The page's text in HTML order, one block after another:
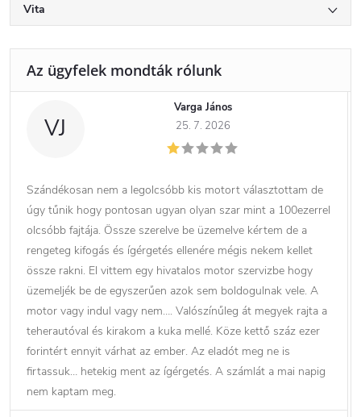
Vita
VJ
Varga János
25. 7. 2026
Szándékosan nem a legolcsóbb kis motort választottam de
úgy tűnik hogy pontosan ugyan olyan szar mint a 100ezerrel
olcsóbb fajtája. Össze szerelve be üzemelve kértem de a
rengeteg kifogás és ígérgetés ellenére mégis nekem kellet
össze rakni. El vittem egy hivatalos motor szervizbe hogy
üzemeljék be de egyszerűen azok sem boldogulnak vele. A
motor vagy indul vagy nem…. Valószínűleg át megyek rajta a
teherautóval és kirakom a kuka mellé. Köze kettő száz ezer
forintért ennyit várhat az ember. Az eladót meg ne is
firtassuk… hetekig ment az ígérgetés. A számlát a mai napig
nem kaptam meg.